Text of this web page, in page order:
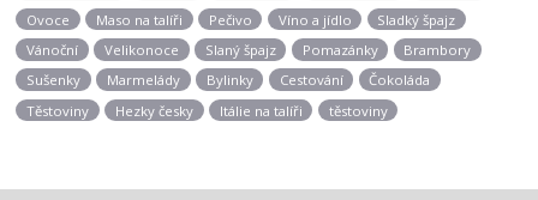
Ovoce
Maso na talíři Pečivo Víno a jídlo
Sladký špajz
Vánoční
Velikonoce Slaný špajz Pomazánky
Brambory
Sušenky
Marmelády Bylinky Cestování
Čokoláda
Těstoviny
Hezky česky Itálie na talíři těstoviny